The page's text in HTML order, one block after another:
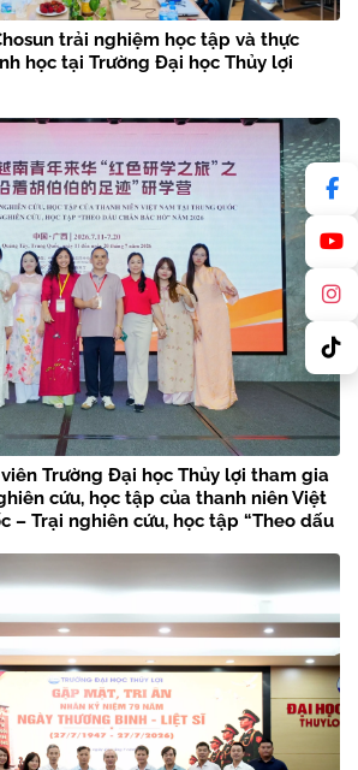
trải nghiệm học tập và thực
học tại Trường Đại học Thủy lợi
Trường Đại học Thủy lợi tham gia
cứu, học tập của thanh niên Việt
– Trại nghiên cứu, học tập “Theo dấu